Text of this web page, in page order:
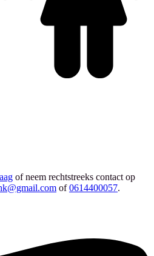
of neem rechtstreeks contact op
of 0614400057.